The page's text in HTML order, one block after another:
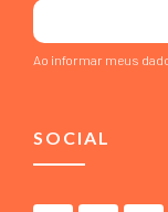
Ao informar meus
SOCIAL